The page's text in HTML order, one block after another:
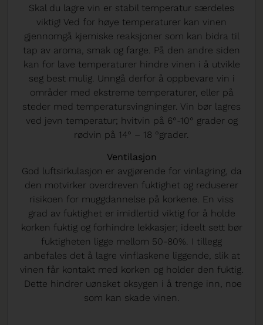
Skal du lagre vin er stabil temperatur særdeles
viktig! Ved for høye temperaturer kan vinen
gjennomgå kjemiske reaksjoner som kan bidra til
tap av aroma, smak og farge. På den andre siden
kan for lave temperaturer hindre vinen i å utvikle
seg best mulig. Unngå derfor å oppbevare vin i
områder med ekstreme temperaturer, eller på
steder med temperatursvingninger. Vin bør lagres
ved jevn temperatur; hvitvin på 6°-10° grader og
rødvin på 14° – 18 °grader.
Ventilasjon
God luftsirkulasjon er avgjørende for vinlagring, da
den motvirker overdreven fuktighet og reduserer
risikoen for muggdannelse på korkene. En viss
grad av fuktighet er imidlertid viktig for å holde
korken fuktig og forhindre lekkasjer; ideelt sett bør
fuktigheten ligge mellom 50-80%. I tillegg
anbefales det å lagre vinflaskene liggende, slik at
vinen får kontakt med korken og holder den fuktig.
Dette hindrer uønsket oksygen i å trenge inn, noe
som kan skade vinen.